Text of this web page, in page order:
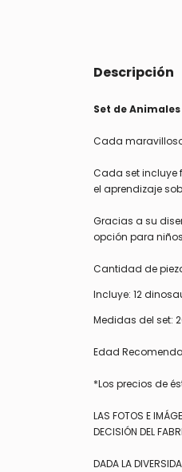
Descripción
Set de
Cada
Cada set incluye
el aprendizaje
Gracias a su
opción para
Cantidad de
Incluye: 12
Medidas del set:
Edad
*Los precios de
LAS FOTOS E
DECISIÓN DEL
DADA LA